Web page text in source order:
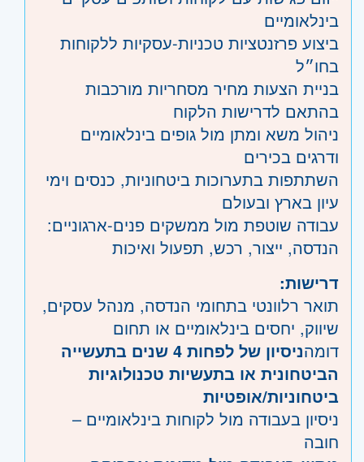
בינלאומיים
ביצוע פרזנטציות טכניות-עסקיות ללקוחות
בחו״ל
בניית הצעות מחיר מסחריות מורכבות
בהתאם לדרישות הלקוח
ניהול משא ומתן מול גופים בינלאומיים
ודרגים בכירים
השתתפות בתערוכות ביטחוניות, כנסים וימי
עיון בארץ ובעולם
עבודה שוטפת מול ממשקים פנים-ארגוניים:
הנדסה, ייצור, רכש, תפעול ואיכות
דרישות:
תואר רלוונטי בתחומי הנדסה, מנהל עסקים,
שיווק, יחסים בינלאומיים או תחום
דומה
ניסיון של לפחות 4 שנים בתעשייה
הביטחונית או בתעשיות טכנולוגיות
ביטחוניות/אופטיות
ניסיון בעבודה מול לקוחות בינלאומיים –
חובה